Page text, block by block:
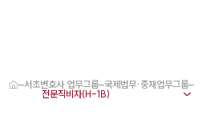
서초변호사 업무그룹 국제법무·중재업무그룹